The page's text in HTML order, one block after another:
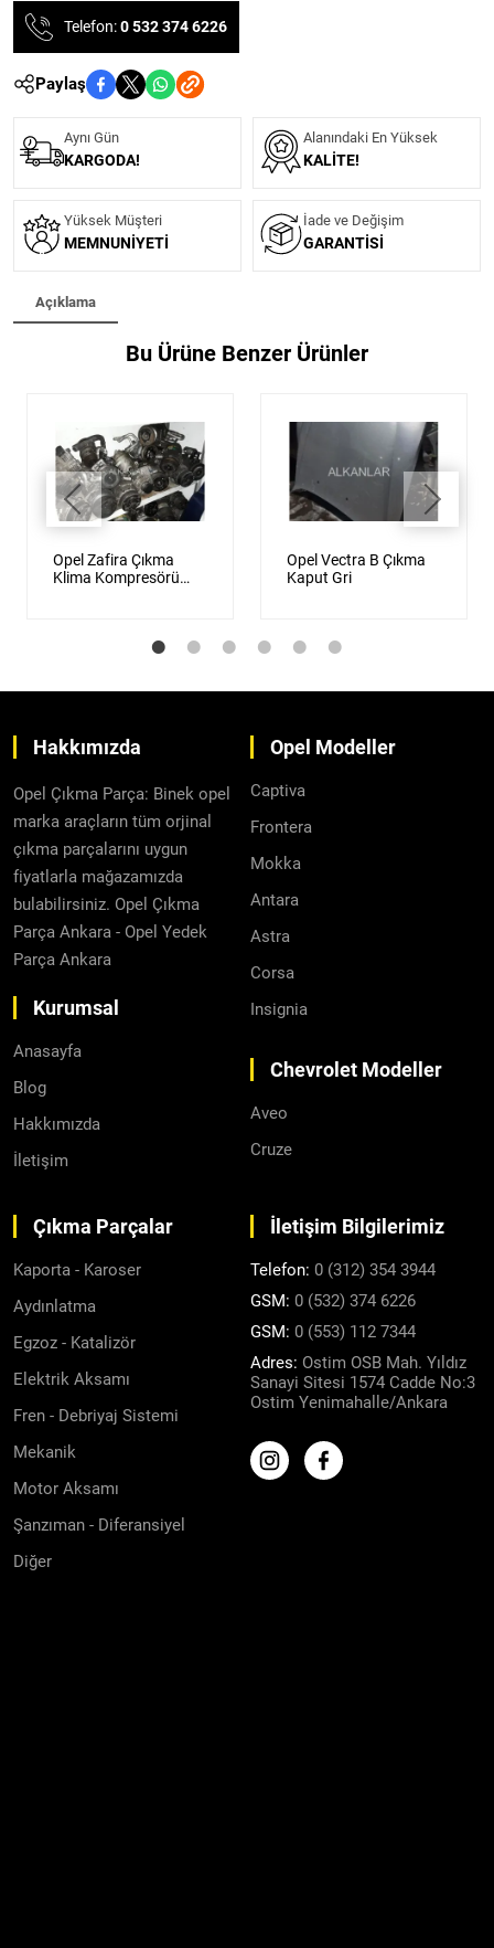
Telefon:0 532 374 6226
Paylaş
Aynı Gün
KARGODA!
Alanındaki En Yüksek
KALITE!
Yüksek Müşteri
MEMNUNIYETI
İade ve Değişim
GARANTISI
Açıklama
Bu Ürüne Benzer Ürünler
Opel Zafira Çıkma
Klima Kompresörü
Opel Vectra B Çıkma
Kaput Gri
Hakkımızda
Opel Çıkma Parça: Binek opel
marka araçların tüm orjinal
çıkma parçalarını uygun
fiyatlarla mağazamızda
bulabilirsiniz. Opel Çıkma
Parça Ankara - Opel Yedek
Parça Ankara
Kurumsal
Anasayfa
Blog
Hakkımızda
İletişim
Opel Modeller
Captiva
Frontera
Mokka
Antara
Astra
Corsa
Insignia
Chevrolet Modeller
Aveo
Cruze
Çıkma Parçalar
Kaporta - Karoser
Aydınlatma
Egzoz - Katalizör
Elektrik Aksamı
Fren - Debriyaj Sistemi
Mekanik
Motor Aksamı
Şanzıman - Diferansiyel
Diğer
İletişim Bilgilerimiz
Telefon: 0 (312) 354 3944
GSM: 0 (532) 374 6226
GSM: 0 (553) 112 7344
Adres: Ostim OSB Mah. Yıldız
Sanayi Sitesi 1574 Cadde No:3
Ostim Yenimahalle/Ankara